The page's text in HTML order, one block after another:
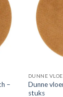
–
DUNNE
Dunne
stuks